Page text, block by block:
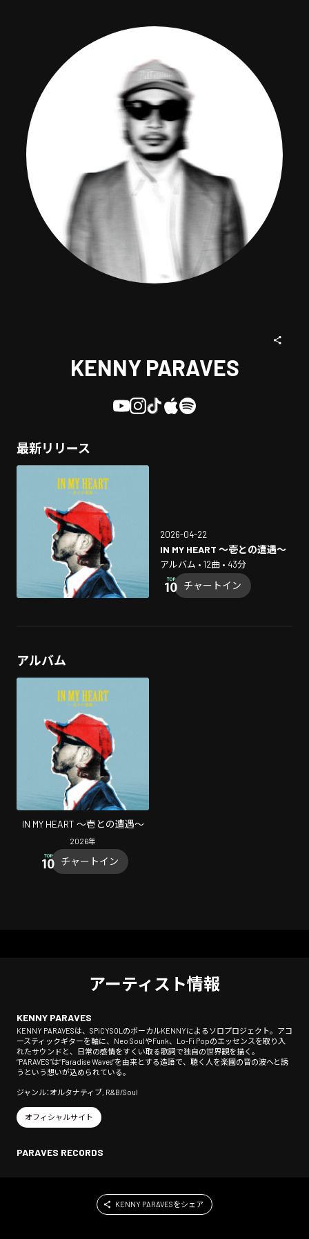
KENNY PARAVES
最新リリース
2026-04-22
IN MY HEART 〜壱との遭遇〜
アルバム • 12曲 • 43分
チャートイン
アルバム
IN MY HEART 〜壱との遭遇〜
2026年
チャートイン
アーティスト情報
KENNY PARAVES
KENNY PARAVESは、SPiCYSOLのボーカルKENNYによるソロプロジェクト。アコ
ースティックギターを軸に、Neo SoulやFunk、Lo-Fi Popのエッセンスを取り入
れたサウンドと、日常の感情をすくい取る歌詞で独自の世界観を描く。
“PARAVES”は“Paradise Waves”を由来とする造語で、聴く人を楽園の音の波へと誘
うという想いが込められている。
ジャンル：オルタナティブ, R&B/Soul
オフィシャルサイト
PARAVES RECORDS
KENNY PARAVESをシェア